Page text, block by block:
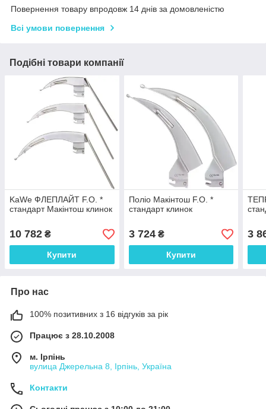
Повернення товару впродовж 14 днів за домовленістю
Всі умови повернення
Подібні товари компанії
KaWe ФЛЕПЛАЙТ F.O. *
стандарт Макінтош клинок
10 782 ₴
Купити
Поліо Макінтош F.O. *
стандарт клинок
3 724₴
Купити
3
Про нас
100% позитивних з 16 відгуків за рік
Працює з 28.10.2008
м. Ірпінь
вулица Джерельна 8, Ірпінь, Україна
Контакти